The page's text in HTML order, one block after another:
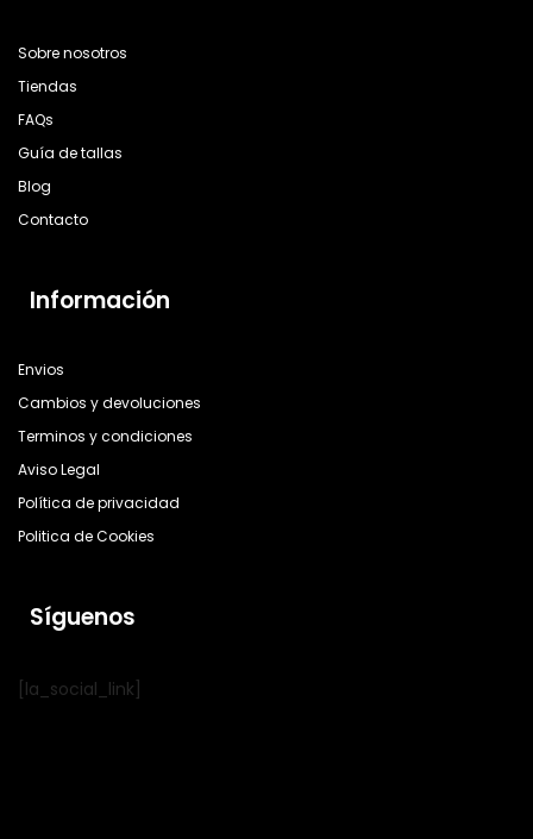
Sobre nosotros
Tiendas
FAQs
Guía de tallas
Blog
Contacto
Información
Envios
Cambios y devoluciones
Terminos y condiciones
Aviso Legal
Política de privacidad
Politica de Cookies
Síguenos
[la_social_link]